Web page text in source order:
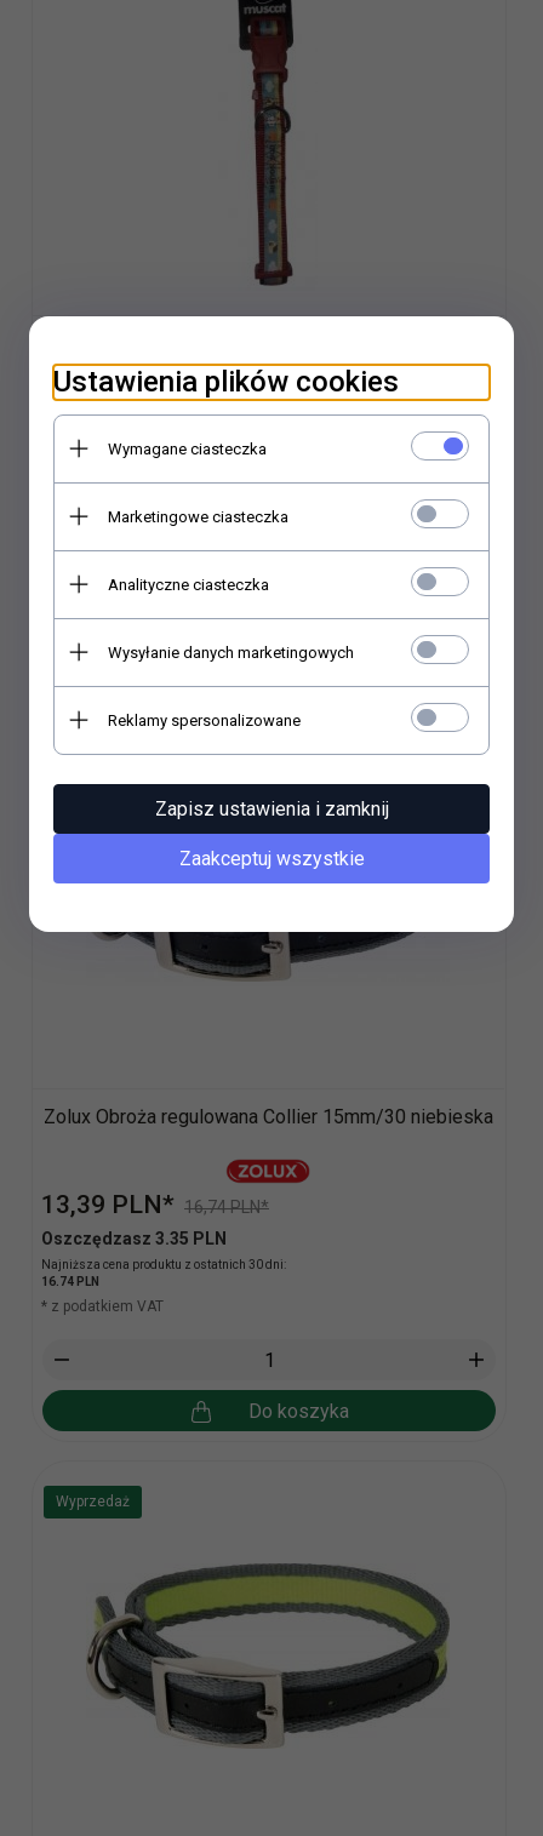
9, 46
11.83 PLN
Wyprzedaż
Zolux Obroża regulowana Collier 15mm/30 niebieska
13,39 PLN* 16,74 PLN*
Oszczędzasz 3.35 PLN
Najniższa cena produktu z ostatnich 30 dni:
16.74 PLN
* z podatkiem VAT
Do koszyka
Wyprzedaż
Ustawienia plików cookies
Wymagane ciasteczka
Marketingowe ciasteczka
Analityczne ciasteczka
Wysyłanie danych marketingowych
Reklamy spersonalizowane
Zapisz ustawienia i zamknij
Zaakceptuj wszystkie